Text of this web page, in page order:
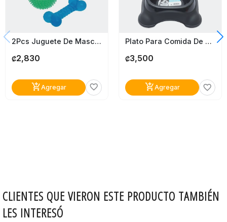
2Pcs Juguete De Mascota Huesito
₡2,830
add_shopping_cartAgregar favorite_border
Plato Para Comida De Mascota Duvo M Pets 1,150Ml
₡3,500
add_shopping_cartAgregar favorite_border
CLIENTES QUE VIERON ESTE PRODUCTO TAMBIÉN
LES INTERESÓ